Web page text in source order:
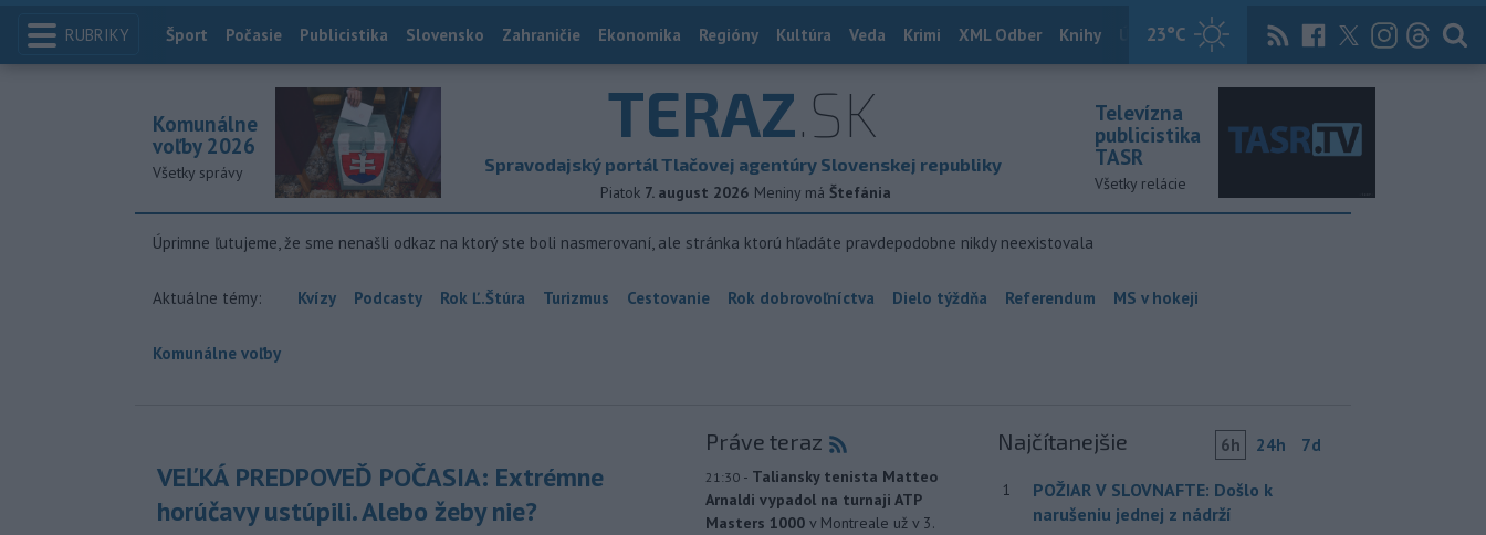
RUBRIKY 23°C
Index
Šport Počasie Publicistika Slovensko Zahraničie Ekonomika Regióny Kultúra Veda Krimi XML Odber Knihy Útulkovo Magazín News Now Archív
TERAZ.SK
Spravodajský portál Tlačovej agentúry Slovenskej republiky
Piatok 7. august 2026 Meniny má Štefánia
Komunálne
voľby 2026
Všetky správy
Televízna
publicistika
TASR
Všetky relácie
Úprimne ľutujeme, že sme nenašli odkaz na ktorý ste boli nasmerovaní, ale stránka ktorú hľadáte pravdepodobne nikdy neexistovala
Aktuálne témy: Kvízy Podcasty Rok Ľ.Štúra Turizmus Cestovanie Rok dobrovoľníctva Dielo týždňa Referendum MS v hokeji
Komunálne voľby
VEĽKÁ PREDPOVEĎ POČASIA: Extrémne
horúčavy ustúpili. Alebo žeby nie?
Práve teraz
21:30 - Taliansky tenista Matteo
Arnaldi vypadol na turnaji ATP
Masters 1000 v Montreale už v 3.
Najčítanejšie 6h 24h 7d
1
POŽIAR V SLOVNAFTE: Došlo k
narušeniu jednej z nádrží